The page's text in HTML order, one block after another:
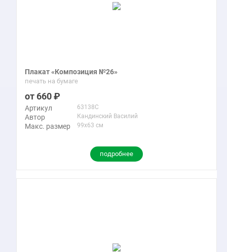
Плакат «Композиция №26»
печать на бумаге
660
Артикул 63138C
Автор Кандинский Василий
Макс. размер 99x63 см
подробнее